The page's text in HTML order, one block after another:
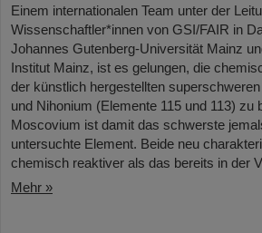
Einem internationalen Team unter der
Wissenschaftler*innen von GSI/FAIR in
Johannes Gutenberg-Universität Mainz
Institut Mainz, ist es gelungen, die
der künstlich hergestellten
und Nihonium (Elemente 115 und 113) zu
Moscovium ist damit das schwerste
untersuchte Element. Beide neu
chemisch reaktiver als das bereits in der
Mehr »